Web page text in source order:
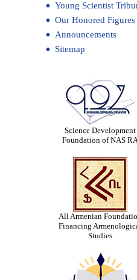
Young Scientist
Our Honored Figures
Announcements
Sitemap
Science Development
Foundation of NAS
All Armenian
Financing
Studies